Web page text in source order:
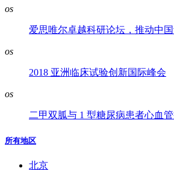
os
爱思唯尔卓越科研论坛，推动中
os
2018 亚洲临床试验创新国际峰会
os
二甲双胍与 1 型糖尿病患者心血
所有地区
北京